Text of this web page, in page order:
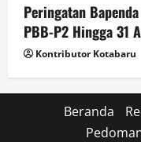
Peringatan
PBB-P2 Hingga 31
Kontributor Kotabaru
Beranda